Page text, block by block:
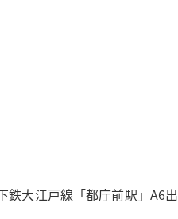
大江戸線「都庁前駅」A6